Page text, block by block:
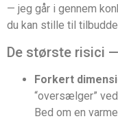
— jeg går i gennem
du kan stille til
De største risici
Forkert
“oversælger”
Bed om en